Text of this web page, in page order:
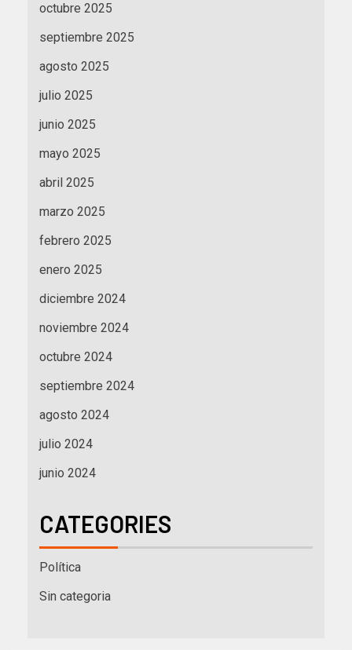
octubre 2025
septiembre 2025
agosto 2025
julio 2025
junio 2025
mayo 2025
abril 2025
marzo 2025
febrero 2025
enero 2025
diciembre 2024
noviembre 2024
octubre 2024
septiembre 2024
agosto 2024
julio 2024
junio 2024
CATEGORIES
Política
Sin categoria